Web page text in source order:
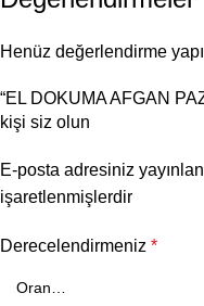
Henüz değerlendirme
“EL DOKUMA AFGAN
kişi siz olun
E-posta adresiniz
işaretlenmişlerdir
Derecelendirmeniz *